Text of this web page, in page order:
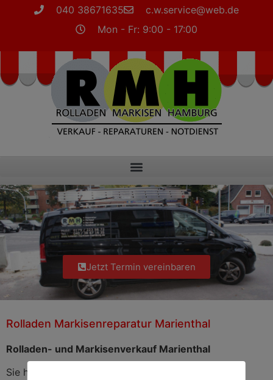
040 38671635
c.w.service@web.de
Mon - Fr: 9:00 - 17:00
Rolladenreparatur/Markisenreparatur
Marienthal
Jetzt Termin vereinbaren
Rolladen Markisenreparatur Marienthal
Rolladen- und Markisenverkauf Marienthal
Sie haben Probleme mit Ihren Jalousien? Unsere